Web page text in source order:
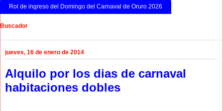
Rol de ingreso del Domingo del Carnaval de Oruro 2026
Buscador
jueves, 16 de enero de 2014
Alquilo por los dias de carnaval
habitaciones dobles